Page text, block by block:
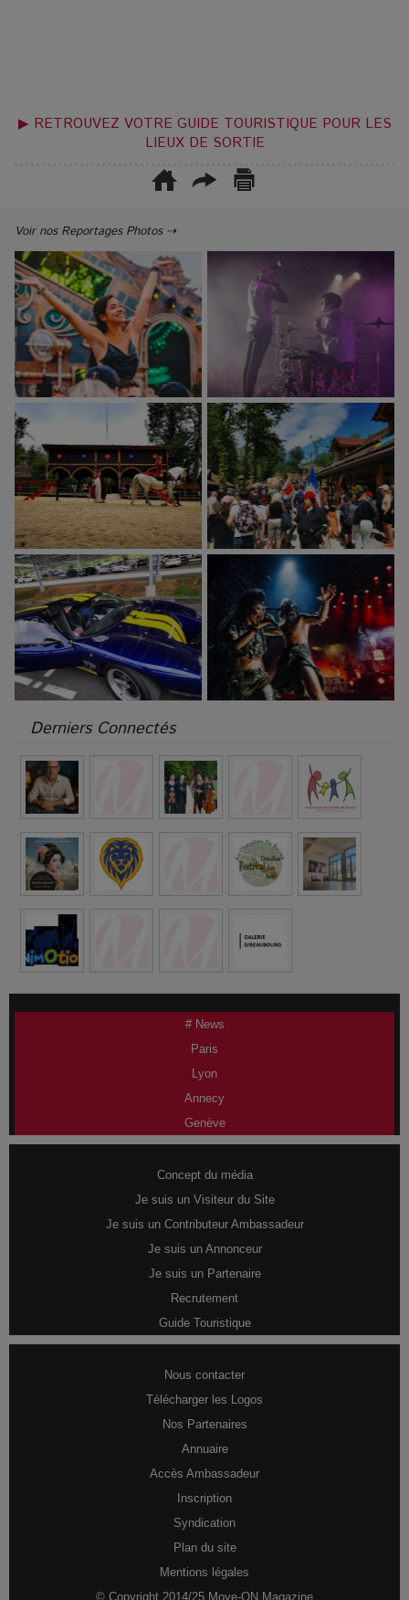
▶ RETROUVEZ VOTRE GUIDE TOURISTIQUE POUR LES
LIEUX DE SORTIE
Voir nos Reportages Photos ⇢
Derniers Connectés
# News
Paris
Lyon
Annecy
Genève
Concept du média
Je suis un Visiteur du Site
Je suis un Contributeur Ambassadeur
Je suis un Annonceur
Je suis un Partenaire
Recrutement
Guide Touristique
Nous contacter
Télécharger les Logos
Nos Partenaires
Annuaire
Accès Ambassadeur
Inscription
Syndication
Plan du site
Mentions légales
© Copyright 2014/25 Move-ON Magazine